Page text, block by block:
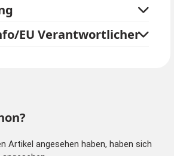
EU Verantwortlicher
Artikel angesehen haben, haben sich